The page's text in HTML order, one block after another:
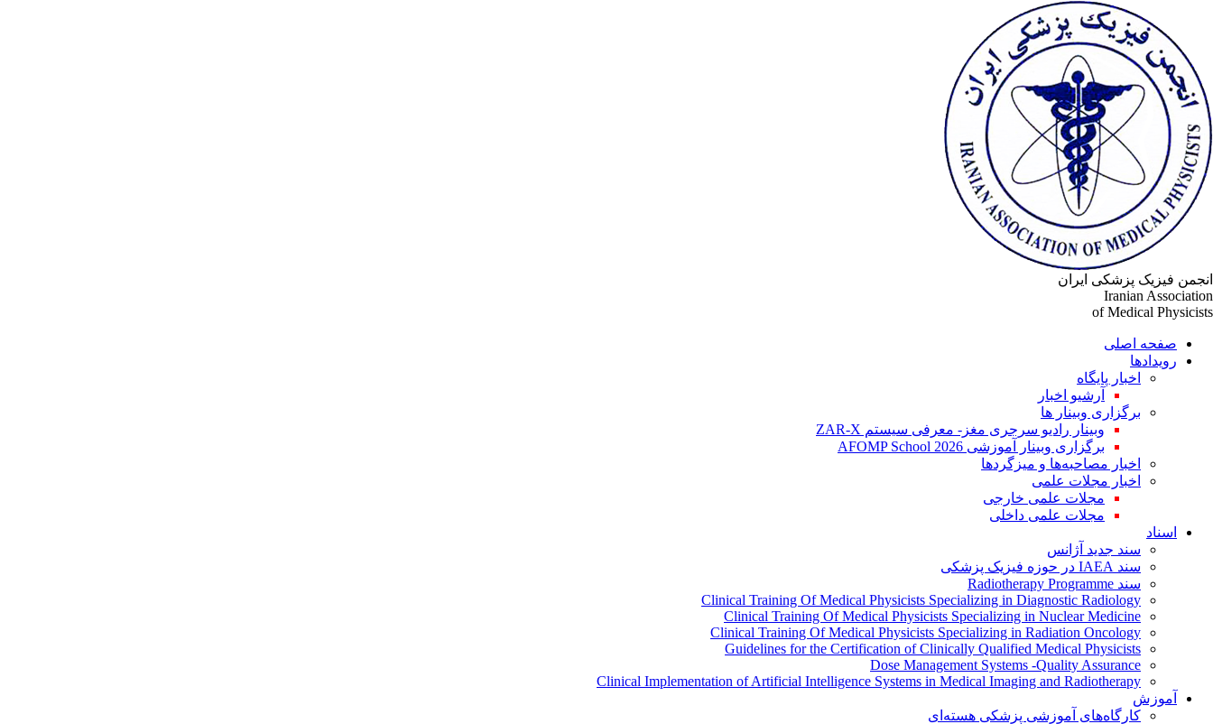
انجمن فیزیک پزشکی ایران
Iranian Association
of Medical Physicists
صفحه اصلی
رویدادها
اخبار پایگاه
آرشیو اخبار
برگزاری وبینار ها
وبینار رادیو سرجری مغز- معرفی سیستم ZAR-X
برگزاری وبینار آموزشی AFOMP School 2026
اخبار مصاحبه‌ها و میزگردها
اخبار مجلات علمی
مجلات علمی خارجی
مجلات علمی داخلی
اسناد
سند جدید آژانس
سند IAEA در حوزه فیزیک پزشکی
سند Radiotherapy Programme
Clinical Training Of Medical Physicists Specializing in Diagnostic Radiology
Clinical Training Of Medical Physicists Specializing in Nuclear Medicine
Clinical Training Of Medical Physicists Specializing in Radiation Oncology
Guidelines for the Certification of Clinically Qualified Medical Physicists
Dose Management Systems -Quality Assurance
Clinical Implementation of Artificial Intelligence Systems in Medical Imaging and Radiotherapy
آموزش
کارگاه‌های آموزشی پزشکی هسته‌ای